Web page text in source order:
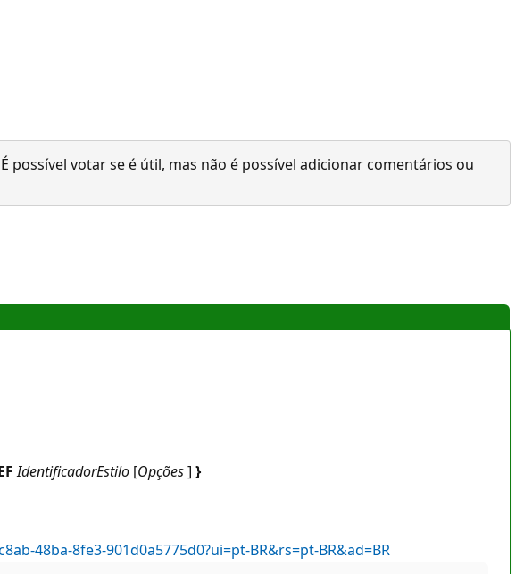
votar se é útil, mas não é possível adicionar comentários ou
IdentificadorEstilo [Opções] }
48ba-8fe3-901d0a5775d0?ui=pt-BR&rs=pt-BR&ad=BR